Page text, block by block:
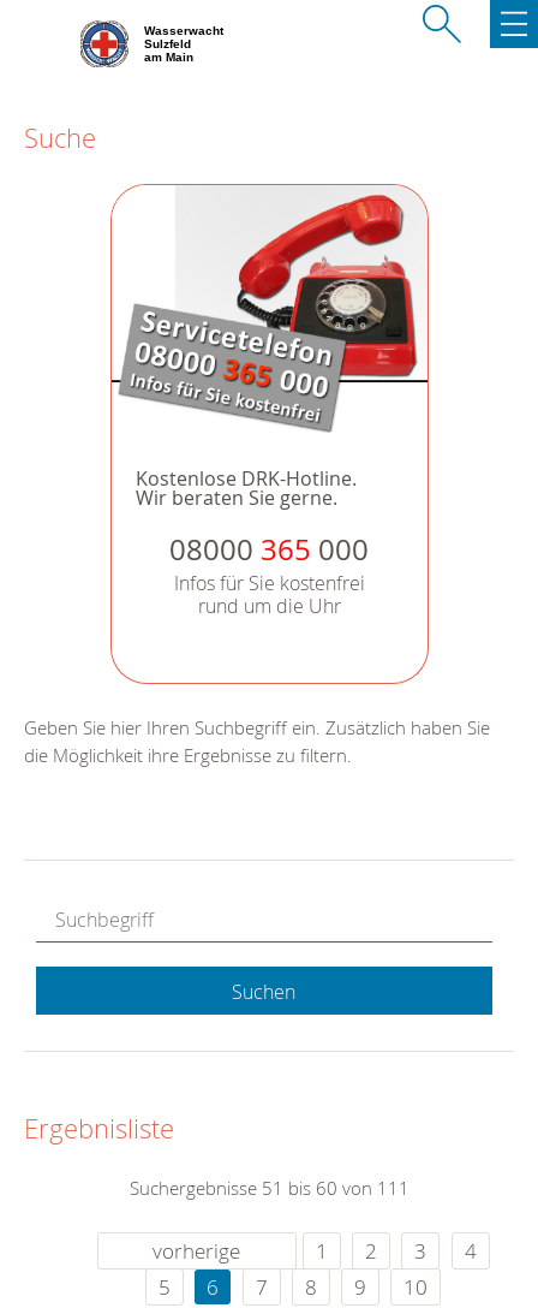
Wasserwacht
Sulzfeld
am Main
Suche
Kostenlose DRK-Hotline.
Wir beraten Sie gerne.
08000 365 000
Infos für Sie kostenfrei
rund um die Uhr
Geben Sie hier Ihren Suchbegriff ein. Zusätzlich haben Sie
die Möglichkeit ihre Ergebnisse zu filtern.
Suchen
Ergebnisliste
Suchergebnisse 51 bis 60 von 111
vorherige 1 2 3
4
5
6 7 8 9
10